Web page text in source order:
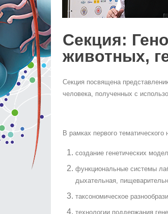
Секция:
животных,
Секция посвящена
человека, полученных с
В рамках первого тематического
создание генетических
функциональные системы
дыхательная,
таксономическое
технологии поддержания